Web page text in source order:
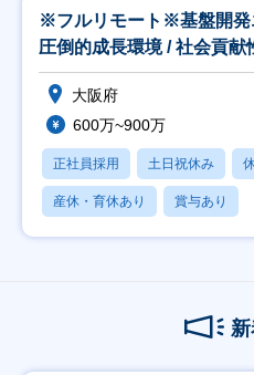
※フルリモート※基盤開発
圧倒的成長環境 / 社会貢献
大阪府
600万~900万
正社員採用 土日祝休み
産休・育休あり 賞与あり